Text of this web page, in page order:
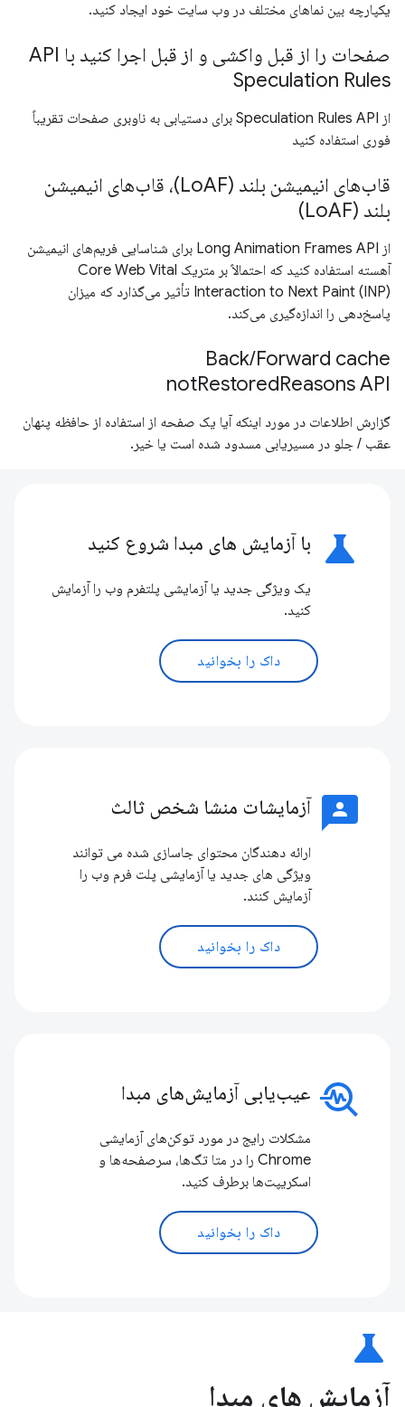
یکپارچه بین نماهای مختلف در وب سایت خود ایجاد کنید.
صفحات را از قبل واکشی و از قبل اجرا کنید با API
Speculation Rules
از Speculation Rules API برای دستیابی به ناوبری صفحات تقریباً
فوری استفاده کنید
قاب‌های انیمیشن بلند (LoAF)، قاب‌های انیمیشن
بلند (LoAF)
از Long Animation Frames API برای شناسایی فریم‌های انیمیشن
آهسته استفاده کنید که احتمالاً بر متریک Core Web Vital
Interaction to Next Paint (INP) تأثیر می‌گذارد که میزان
پاسخ‌دهی را اندازه‌گیری می‌کند.
Back/Forward cache
notRestoredReasons API
گزارش اطلاعات در مورد اینکه آیا یک صفحه از استفاده از حافظه پنهان
عقب / جلو در مسیریابی مسدود شده است یا خیر.
science با آزمایش های مبدا شروع کنید
یک ویژگی جدید یا آزمایشی پلتفرم وب را آزمایش
کنید.
داک را بخوانید
3p آزمایشات منشا شخص ثالث
ارائه دهندگان محتوای جاسازی شده می توانند
ویژگی های جدید یا آزمایشی پلت فرم وب را
آزمایش کنند.
داک را بخوانید
troubleshoot عیب‌یابی آزمایش‌های مبدا
مشکلات رایج در مورد توکن‌های آزمایشی
Chrome را در متا تگ‌ها، سرصفحه‌ها و
اسکریپت‌ها برطرف کنید.
داک را بخوانید
science
آزمایش های مبدا